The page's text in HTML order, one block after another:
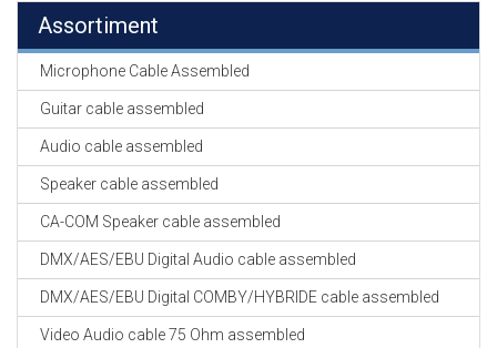
Assortiment
Microphone Cable Assembled
Guitar cable assembled
Audio cable assembled
Speaker cable assembled
CA-COM Speaker cable assembled
DMX/AES/EBU Digital Audio cable assembled
DMX/AES/EBU Digital COMBY/HYBRIDE cable assembled
Video Audio cable 75 Ohm assembled